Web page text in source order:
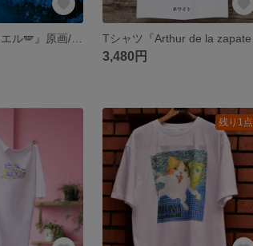
『猫天使ラニャエル🪽』原画/カラーインク 筆
3,480円
残り1点